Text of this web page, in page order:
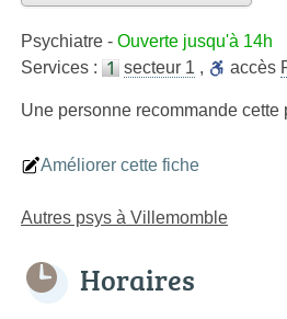
Psychiatre - Ouverte jusqu'à 14h
Services :
secteur 1 , accès
Une personne recommande cette
Améliorer cette fiche
Autres psys à Villemomble
Horaires